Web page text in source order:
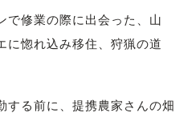
で修業の際に出会った、山
に惚れ込み移住、狩猟の道
する前に、提携農家さんの畑